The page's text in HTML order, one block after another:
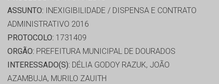
ASSUNTO: INEXIGIBILIDADE / DISPENSA E CONTRATO
ADMINISTRATIVO 2016
PROTOCOLO: 1731409
ORGÃO: PREFEITURA MUNICIPAL DE DOURADOS
INTERESSADO(S): DÉLIA GODOY RAZUK, JOÃO
AZAMBUJA, MURILO ZAUITH